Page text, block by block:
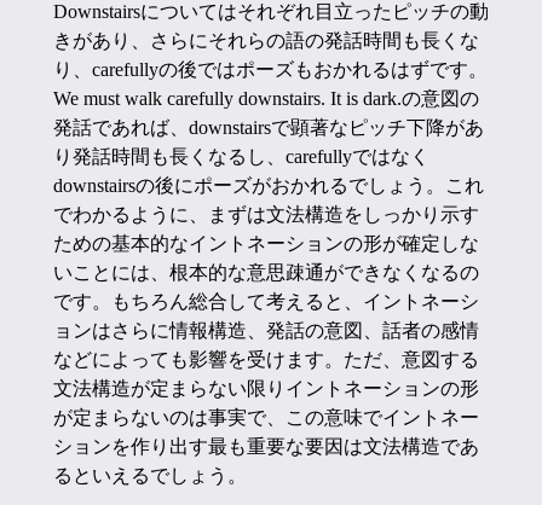
Downstairsについてはそれぞれ目立ったピッチの動
きがあり、さらにそれらの語の発話時間も長くな
り、carefullyの後ではポーズもおかれるはずです。
We must walk carefully downstairs. It is dark.の意図の
発話であれば、downstairsで顕著なピッチ下降があ
り発話時間も長くなるし、carefullyではなく
downstairsの後にポーズがおかれるでしょう。これ
でわかるように、まずは文法構造をしっかり示す
ための基本的なイントネーションの形が確定しな
いことには、根本的な意思疎通ができなくなるの
です。もちろん総合して考えると、イントネーシ
ョンはさらに情報構造、発話の意図、話者の感情
などによっても影響を受けます。ただ、意図する
文法構造が定まらない限りイントネーションの形
が定まらないのは事実で、この意味でイントネー
ションを作り出す最も重要な要因は文法構造であ
るといえるでしょう。